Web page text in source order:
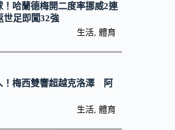
哈蘭德梅開二度率挪威2連
足即闖32強
生活, 體育
！梅西雙響超越克洛澤 阿
生活, 體育